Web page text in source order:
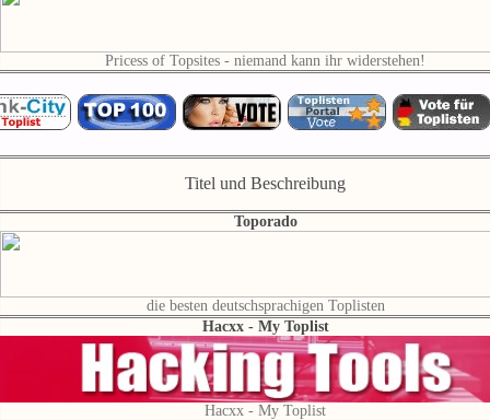
Pricess of Topsites - niemand kann ihr widerstehen!
Titel und Beschreibung
Toporado
die besten deutschsprachigen Toplisten
Hacxx - My Toplist
Hacxx - My Toplist